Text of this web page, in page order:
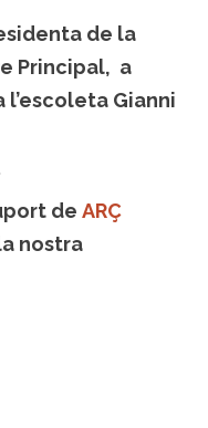
de la
Principal, a
l’escoleta Gianni
de ARÇ
nostra